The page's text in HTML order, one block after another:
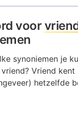
voor
synoniemen je
Vriend kent
hetzelfde